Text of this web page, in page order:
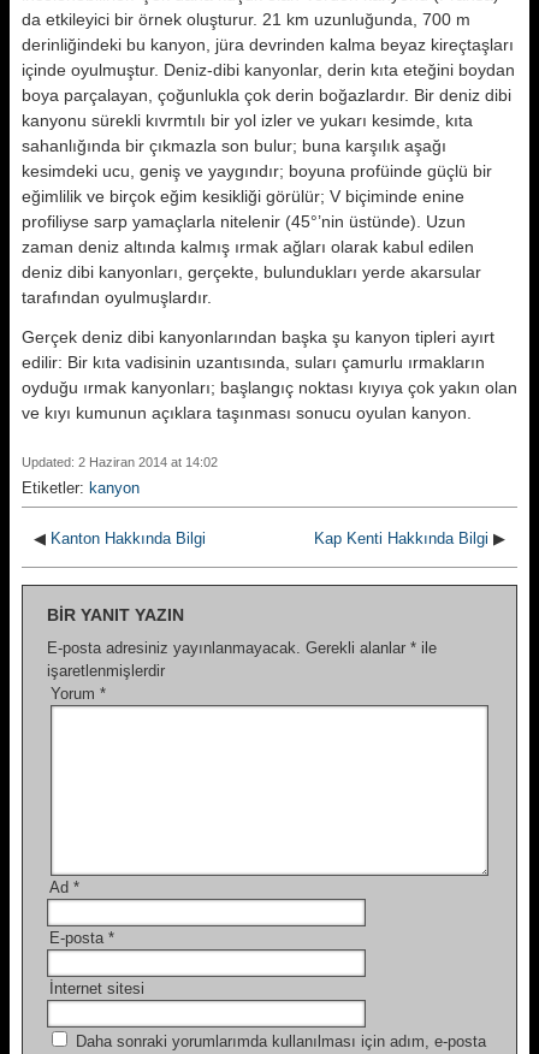
da etkileyici bir örnek oluşturur. 21 km uzunluğunda, 700 m
derinliğindeki bu kanyon, jüra devrinden kalma beyaz kireçtaşları
içinde oyulmuştur. Deniz-dibi kanyonlar, derin kıta ete­ğini boydan
boya parçalayan, çoğun­lukla çok derin boğazlardır. Bir deniz dibi
kanyonu sürekli kıvrmtılı bir yol izler ve yukarı kesimde, kıta
sahanlı­ğında bir çıkmazla son bulur; buna karşılık aşağı
kesimdeki ucu, geniş ve yaygındır; boyuna profüinde güçlü bir
eğimlilik ve birçok eğim kesikliği gö­rülür; V biçiminde enine
profiliyse sarp yamaçlarla nitelenir (45°’nin üs­tünde). Uzun
zaman deniz altında kal­mış ırmak ağları olarak kabul edilen
deniz dibi kanyonları, gerçekte, bulun­dukları yerde akarsular
tarafından oyulmuşlardır.
Gerçek deniz dibi kanyonlarından başka şu kanyon tipleri ayırt
edilir: Bir kıta vadisinin uzantısında, suları çamurlu ırmakların
oyduğu ırmak kanyonları; başlangıç noktası kıyıya çok yakın olan
ve kıyı kumunun açıklara taşınması sonucu oyulan kanyon.
Updated: 2 Haziran 2014 at 14:02
Etiketler: kanyon
◀ Kanton Hakkında Bilgi Kap Kenti Hakkında Bilgi ▶
BIR YANIT YAZIN
E-posta adresiniz yayınlanmayacak. Gerekli alanlar * ile
işaretlenmişlerdir
Yorum *
Ad *
E-posta *
İnternet sitesi
Daha sonraki yorumlarımda kullanılması için adım, e-posta